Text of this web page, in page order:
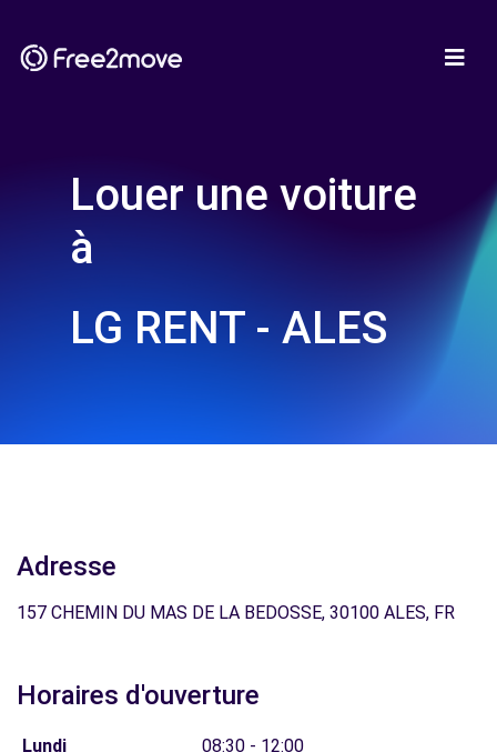
Louer une voiture
à
LG RENT - ALES
Adresse
157 CHEMIN DU MAS DE LA BEDOSSE, 30100 ALES, FR
Horaires d'ouverture
Lundi
08:30 - 12:00